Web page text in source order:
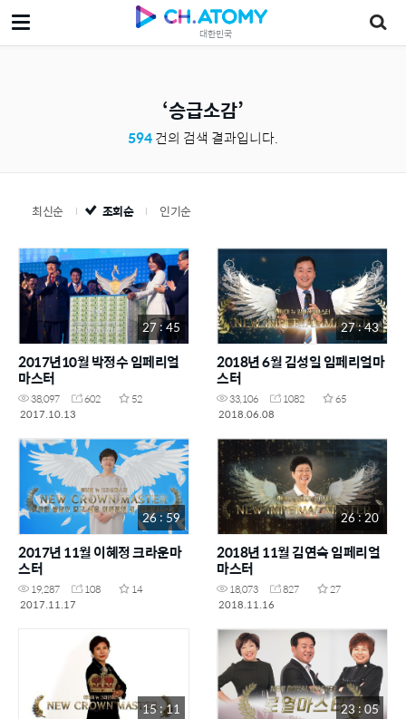
대한민국
승급소감
594건의 검색 결과입니다.
최신순 조회순 인기순
27 : 45
2017년10월 박정수 임페리얼
마스터
38,097 602
52
2017.10.13
27 : 43
2018년 6월 김성일 임페리얼마
스터
33,106 1082
65
2018.06.08
26 : 59
2017년 11월 이혜정 크라운마
스터
19,287 108
14
2017.11.17
26 : 20
2018년 11월 김연숙 임페리얼
마스터
18,073 827
27
2018.11.16
15 : 11 23 : 05